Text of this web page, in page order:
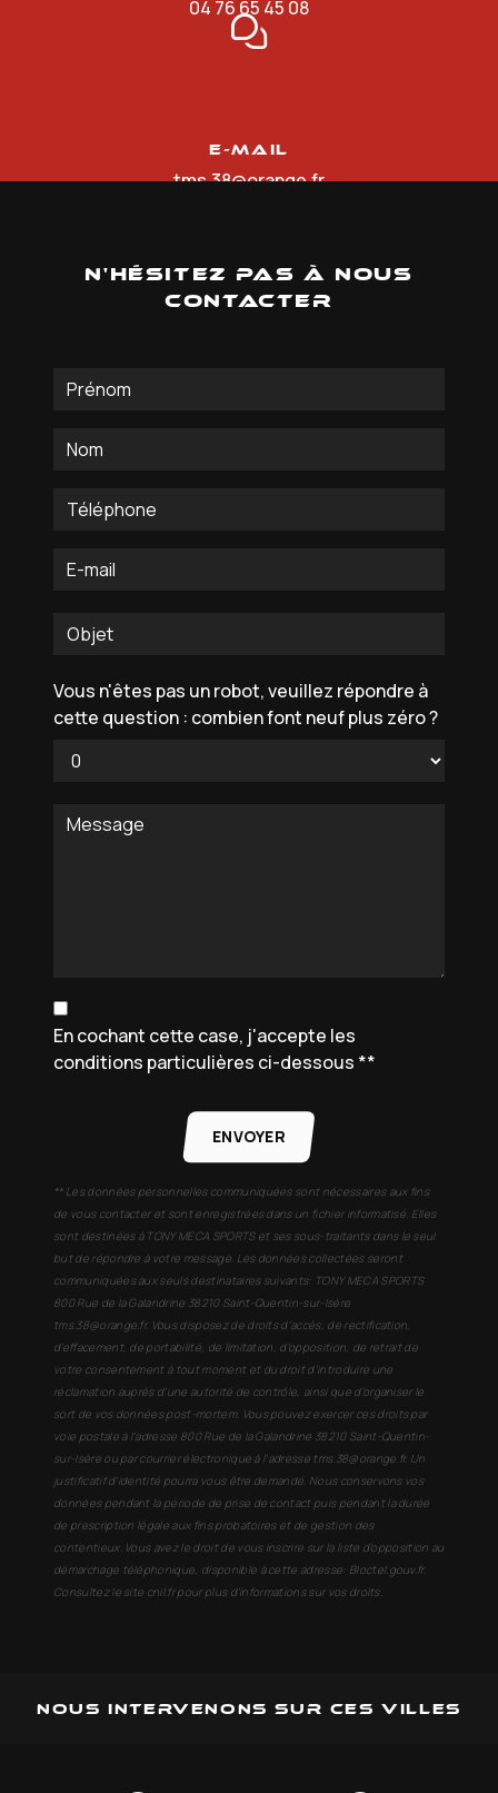
04 76 65 45 08
E-mail
tms.38@orange.fr
N'hésitez pas à nous
contacter
Vous n'êtes pas un robot, veuillez répondre à
cette question : combien font neuf plus zéro ?
En cochant cette case, j'accepte les
conditions particulières ci-dessous **
ENVOYER
** Les données personnelles communiquées sont nécessaires aux fins
de vous contacter et sont enregistrées dans un fichier informatisé. Elles
sont destinées à TONY MECA SPORTS et ses sous-traitants dans le seul
but de répondre à votre message. Les données collectées seront
communiquées aux seuls destinataires suivants: TONY MECA SPORTS
800 Rue de la Galandrine 38210 Saint-Quentin-sur-Isère
tms.38@orange.fr. Vous disposez de droits d’accès, de rectification,
d’effacement, de portabilité, de limitation, d’opposition, de retrait de
votre consentement à tout moment et du droit d’introduire une
réclamation auprès d’une autorité de contrôle, ainsi que d’organiser le
sort de vos données post-mortem. Vous pouvez exercer ces droits par
voie postale à l'adresse 800 Rue de la Galandrine 38210 Saint-Quentin-
sur-Isère ou par courrier électronique à l'adresse tms.38@orange.fr. Un
justificatif d'identité pourra vous être demandé. Nous conservons vos
données pendant la période de prise de contact puis pendant la durée
de prescription légale aux fins probatoires et de gestion des
contentieux. Vous avez le droit de vous inscrire sur la liste d'opposition au
démarchage téléphonique, disponible à cette adresse: Bloctel.gouv.fr.
Consultez le site cnil.fr pour plus d’informations sur vos droits.
Nous intervenons sur ces villes